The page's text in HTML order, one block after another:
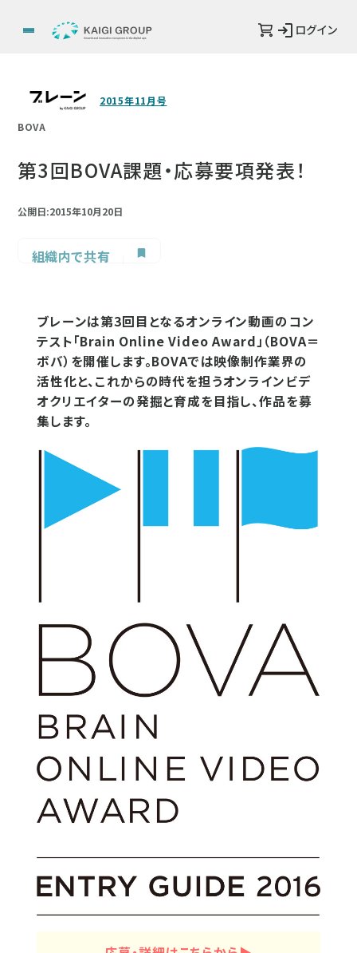
ログイン
2015年11月号
BOVA
第3回BOVA課題・応募要項発表！
公開日:2015年10月20日
組織内で共有
ブレーンは第3回目となるオンライン動画のコン
テスト「Brain Online Video Award」（BOVA＝
ボバ）を開催します。BOVAでは映像制作業界の
活性化と、これからの時代を担うオンラインビデ
オクリエイターの発掘と育成を目指し、作品を募
集します。